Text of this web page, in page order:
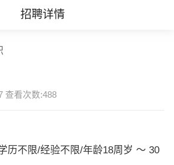
招聘详情
查看次数:488
历不限/经验不限/年龄18周岁 ～ 30